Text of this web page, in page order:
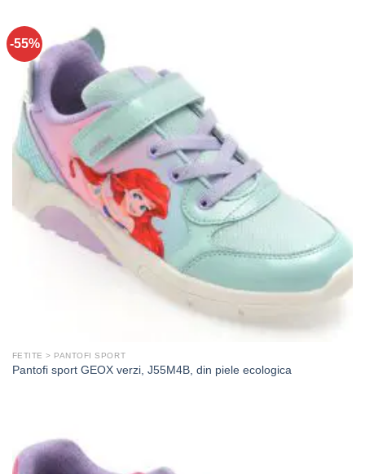
-55%
FETITE > PANTOFI SPORT
Pantofi sport GEOX verzi, J55M4B, din piele ecologica